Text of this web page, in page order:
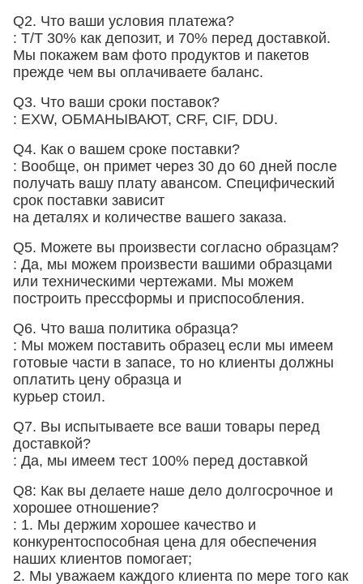
Q2. Что ваши условия платежа?
: T/T 30% как депозит, и 70% перед доставкой.
Мы покажем вам фото продуктов и пакетов
прежде чем вы оплачиваете баланс.
Q3. Что ваши сроки поставок?
: EXW, ОБМАНЫВАЮТ, CRF, CIF, DDU.
Q4. Как о вашем сроке поставки?
: Вообще, он примет через 30 до 60 дней после
получать вашу плату авансом. Специфический
срок поставки зависит
на деталях и количестве вашего заказа.
Q5. Можете вы произвести согласно образцам?
: Да, мы можем произвести вашими образцами
или техническими чертежами. Мы можем
построить прессформы и приспособления.
Q6. Что ваша политика образца?
: Мы можем поставить образец если мы имеем
готовые части в запасе, то но клиенты должны
оплатить цену образца и
курьер стоил.
Q7. Вы испытываете все ваши товары перед
доставкой?
: Да, мы имеем тест 100% перед доставкой
Q8: Как вы делаете наше дело долгосрочное и
хорошее отношение?
: 1. Мы держим хорошее качество и
конкурентоспособная цена для обеспечения
наших клиентов помогает;
2. Мы уважаем каждого клиента по мере того как